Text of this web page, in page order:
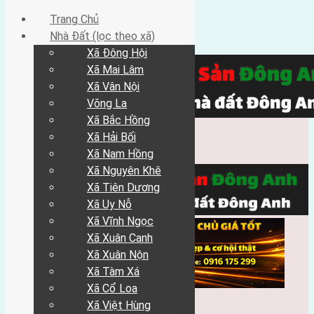
Trang Chủ
Trang Chủ
Nhà Đất (lọc theo xã)
Xã Đông Hội
Xã Mai Lâm
Xã Vân Nội
Võng La
Xã Bắc Hồng
Xã Hải Bối
Xã Nam Hồng
Xã Nguyên Khê
Xã Tiên Dương
Xã Uy Nỗ
Xã Vĩnh Ngọc
Xã Xuân Canh
Xã Xuân Nộn
Xã Tàm Xá
Xã Cổ Loa
Xã Việt Hùng